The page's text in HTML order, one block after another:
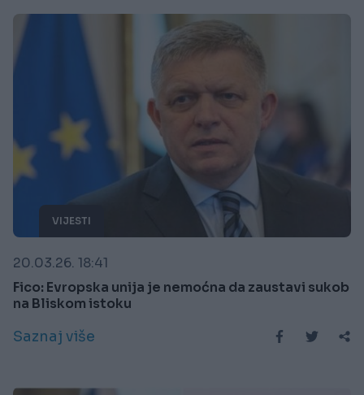
VIJESTI
20.03.26. 18:41
Fico: Evropska unija je nemoćna da zaustavi sukob
na Bliskom istoku
Saznaj više